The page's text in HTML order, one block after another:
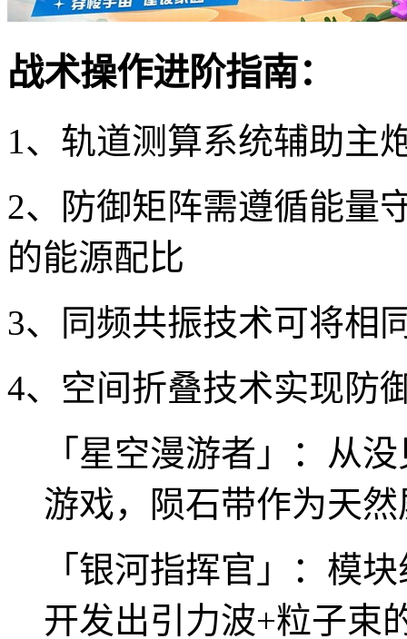
战术操作进阶指南：
1、轨道测算系统辅助主
2、防御矩阵需遵循能量
的能源配比
3、同频共振技术可将相
4、空间折叠技术实现防
「星空漫游者」：从
游戏，陨石带作为天
「银河指挥官」：模
开发出引力波+粒子束